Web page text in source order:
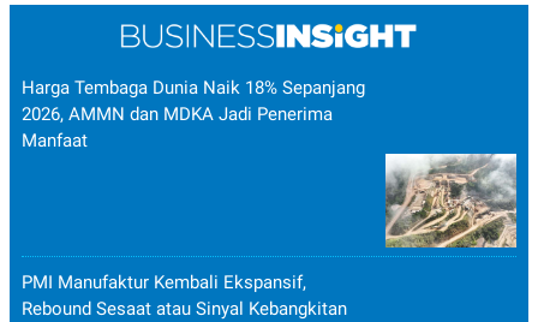
Harga Tembaga Dunia Naik 18% Sepanjang
2026, AMMN dan MDKA Jadi Penerima
Manfaat
PMI Manufaktur Kembali Ekspansif,
Rebound Sesaat atau Sinyal Kebangkitan